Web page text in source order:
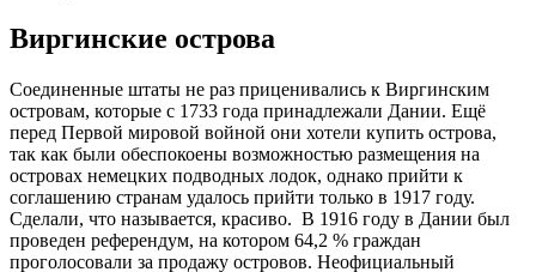
Виргинские острова
Соединенные штаты не раз приценивались к Виргинским
островам, которые с 1733 года принадлежали Дании. Ещё
перед Первой мировой войной они хотели купить острова,
так как были обеспокоены возможностью размещения на
островах немецких подводных лодок, однако прийти к
соглашению странам удалось прийти только в 1917 году.
Сделали, что называется, красиво. В 1916 году в Дании был
проведен референдум, на котором 64,2 % граждан
проголосовали за продажу островов. Неофициальный